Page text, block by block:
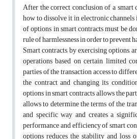
After the correct conclusion of a smart
how to dissolve it in electronic channels
of options in smart contracts must be
rule of harmlessness in order to prevent
Smart contracts, by exercising options,
operations based on certain limited
parties of the transaction access to
the contract and changing its
options in smart contracts allows the
allows to determine the terms of the
and specific way and creates a
performance and efficiency of smart